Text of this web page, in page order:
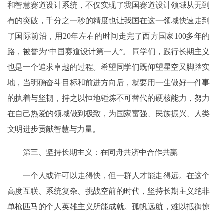
和智慧赛道设计系统，不仅实现了我国赛道设计领域从无到
有的突破，千分之一秒的精度也让我国在这一领域快速走到
了国际前沿，用20年左右的时间走完了西方国家100多年的
路，被誉为“中国赛道设计第一人”。 同学们，践行长期主义
也是一个追求卓越的过程。希望同学们既仰望星空又脚踏实
地，当明确奋斗目标和前进方向后，就要用一生做好一件事
的执着与坚韧，持之以恒地锤炼不可替代的硬核能力，努力
在自己热爱的领域做到极致，为国家富强、民族振兴、人类
文明进步贡献智慧与力量。
第三、坚持长期主义：在同舟共济中合作共赢
一个人或许可以走得快，但一群人才能走得远。在这个
高度互联、系统复杂、挑战空前的时代，坚持长期主义绝非
单枪匹马的个人英雄主义所能成就。孤帆远航，难以抵御惊